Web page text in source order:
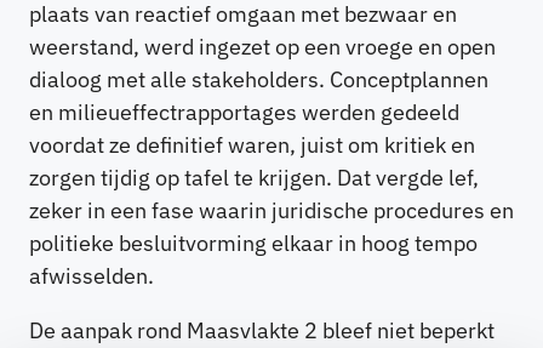
plaats van reactief omgaan met bezwaar en
weerstand, werd ingezet op een vroege en open
dialoog met alle stakeholders. Conceptplannen
en milieueffectrapportages werden gedeeld
voordat ze definitief waren, juist om kritiek en
zorgen tijdig op tafel te krijgen. Dat vergde lef,
zeker in een fase waarin juridische procedures en
politieke besluitvorming elkaar in hoog tempo
afwisselden.
De aanpak rond Maasvlakte 2 bleef niet beperkt